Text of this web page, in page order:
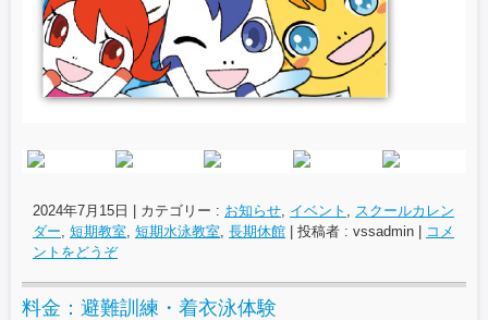
2024年7月15日 | カテゴリー : お知らせ イベント
スクールカレン
ダー 短期教室 短期水泳教室 長期休館 | 投稿者 : vssadmin | コメ
ントをどうぞ
料金：避難訓練・着衣泳体験